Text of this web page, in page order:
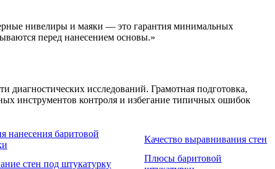
нивелиры и маяки — это гарантия минимальных
перед нанесением основы.»
диагностических исследований. Грамотная подготовка,
инструментов контроля и избегание типичных ошибок
нанесения баритовой
Качество выравнивания стен
стен под штукатурку
Плюсы баритовой